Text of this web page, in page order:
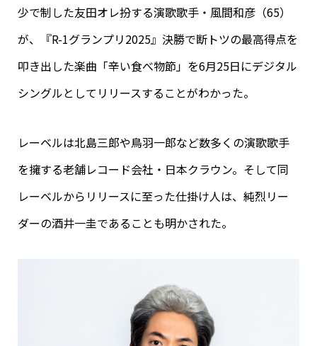
少で制した友田オレ扮する演歌歌手・風間和彦（65）
が、『R-1グランプリ2025』決勝で断トツの最高得点を
叩き出した楽曲「辛い食べ物節」を6月25日にデジタル
シングルとしてリリースすることがわかった。
レーベルは北島三郎や鳥羽一郎など数多くの演歌歌手
を擁する老舗レコード会社・日本クラウン。そして同
レーベルからリリースに至った仕掛け人は、純烈リー
ダーの酒井一圭であることも明かされた。